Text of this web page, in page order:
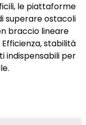
le piattaforme
superare ostacoli
braccio lineare
stabilità
indispensabili per